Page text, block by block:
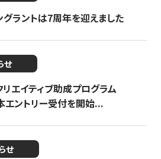
ラントは7周年を迎えました
せ
エイティブ助成プログラム
エントリー受付を開始...
せ